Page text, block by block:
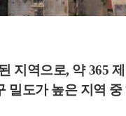
지역으로, 약 365
밀도가 높은 지역 중